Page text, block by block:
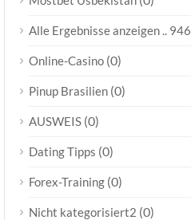
Alle Ergebnisse anzeigen .. 946
Online-Casino (0)
Pinup Brasilien (0)
AUSWEIS (0)
Dating Tipps (0)
Forex-Training (0)
Nicht kategorisiert2 (0)